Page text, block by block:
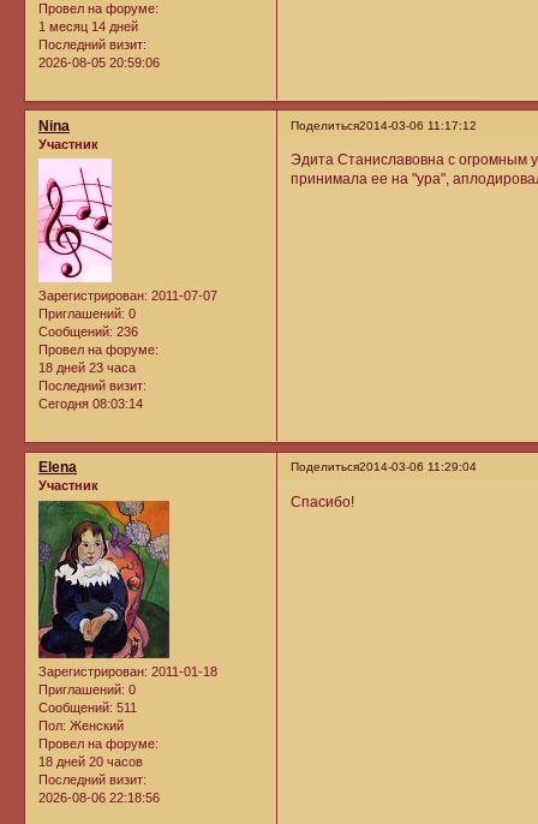
Провел на форуме:
1 месяц 14 дней
Последний визит:
2026-08-05 20:59:06
Поделиться2014-03-06 11:17:12
Nina
Участник
Зарегистрирован: 2011-07-07
Приглашений: 0
Сообщений: 236
Провел на форуме:
18 дней 23 часа
Последний визит:
Сегодня 08:03:14
Эдита Станиславовна с огромным
принимала ее на "ура",
Поделиться2014-03-06 11:29:04
Elena
Участник
Зарегистрирован: 2011-01-18
Приглашений: 0
Сообщений: 511
Пол: Женский
Провел на форуме:
18 дней 20 часов
Последний визит:
2026-08-06 22:18:56
Спасибо!